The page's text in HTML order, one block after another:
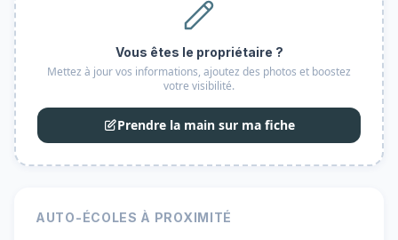
Vous êtes le propriétaire ?
Mettez à jour vos informations, ajoutez des photos et boostez
votre visibilité.
Prendre la main sur ma fiche
AUTO-ÉCOLES À PROXIMITÉ